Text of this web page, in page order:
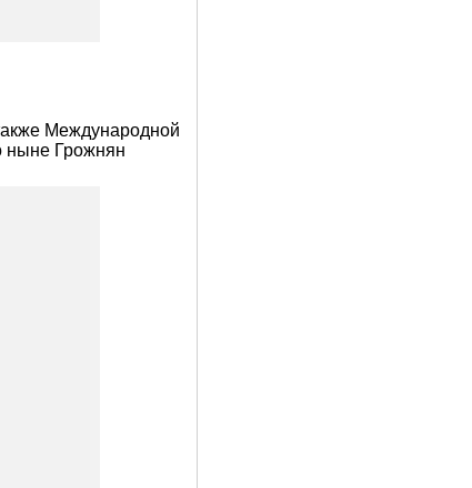
Международной
ныне Грожнян